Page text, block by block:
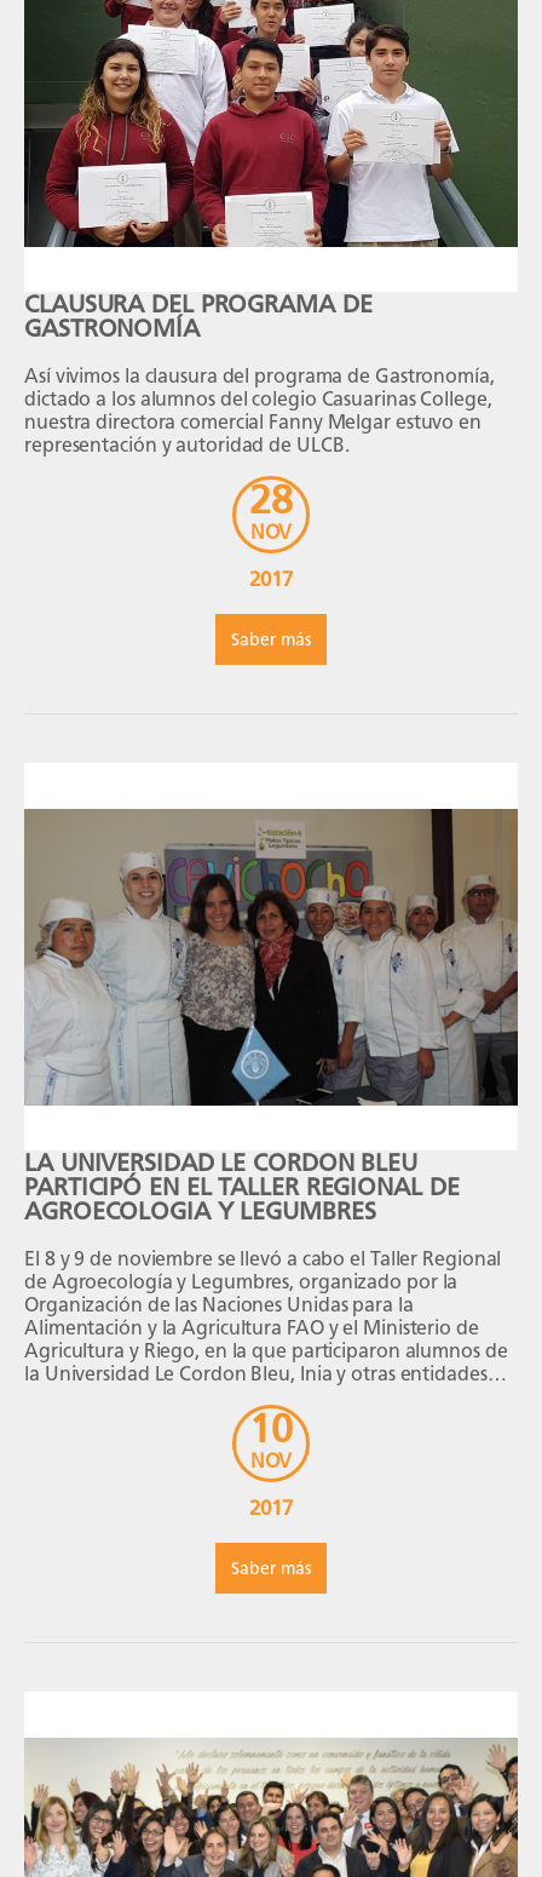
28
NOV
2017
Saber más
CLAUSURA DEL PROGRAMA DE
GASTRONOMÍA
Así vivimos la clausura del programa de Gastronomía,
dictado a los alumnos del colegio Casuarinas College,
nuestra directora comercial Fanny Melgar estuvo en
representación y autoridad de ULCB.
10
NOV
2017
Saber más
LA UNIVERSIDAD LE CORDON BLEU
PARTICIPÓ EN EL TALLER REGIONAL DE
AGROECOLOGIA Y LEGUMBRES
El 8 y 9 de noviembre se llevó a cabo el Taller Regional
de Agroecología y Legumbres, organizado por la
Organización de las Naciones Unidas para la
Alimentación y la Agricultura FAO y el Ministerio de
Agricultura y Riego, en la que participaron alumnos de
la Universidad Le Cordon Bleu, Inia y otras entidades